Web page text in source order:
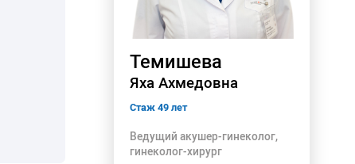
Темишева
Яха Ахмедовна
Стаж 49 лет
Ведущий акушер-гинеколог,
гинеколог-хирург